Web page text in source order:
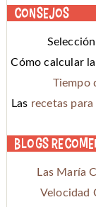
Consejos
Cómo calcular la
Tiempo
Las recetas
Blogs
Las María
Velocidad